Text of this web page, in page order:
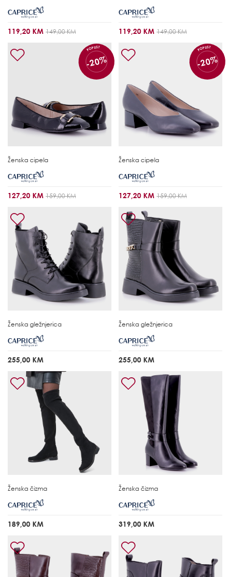
119,20 KM 149,00 KM 119,20 KM 149,00 KM
POPUST
-20%
Ženska cipela
127,20 KM 159,00 KM
POPUST
-20%
Ženska cipela
127,20 KM 159,00 KM
Ženska gležnjerica
255,00 KM
Ženska gležnjerica
255,00 KM
Ženska čizma
189,00 KM
Ženska čizma
319,00 KM